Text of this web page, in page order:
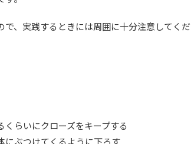
、実践するときには周囲に十分注意してくだ
くらいにクローズをキープする
にぶつけてくるように下ろす